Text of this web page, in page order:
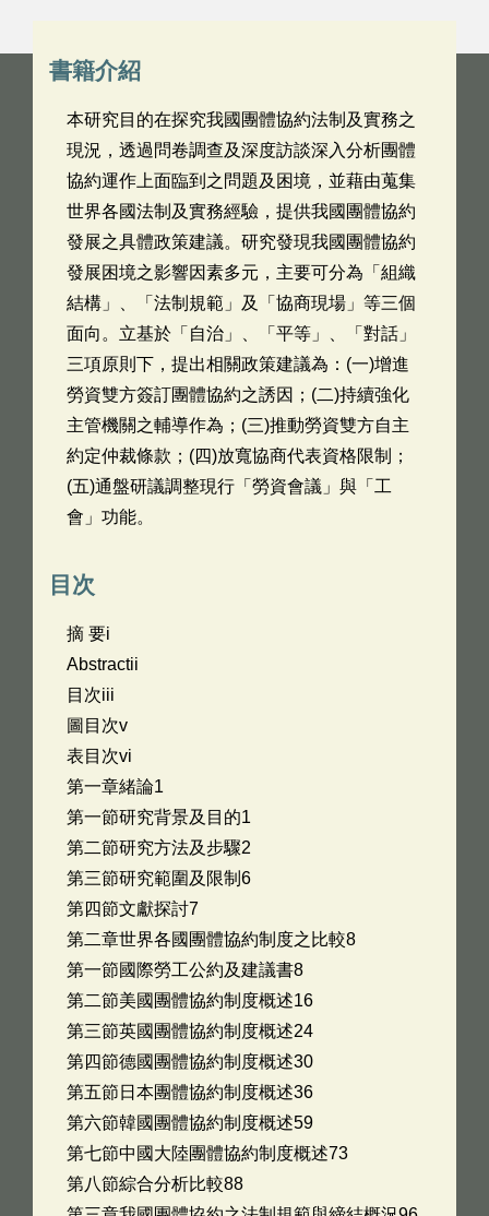
書籍介紹
本研究目的在探究我國團體協約法制及實務之
現況，透過問卷調查及深度訪談深入分析團體
協約運作上面臨到之問題及困境，並藉由蒐集
世界各國法制及實務經驗，提供我國團體協約
發展之具體政策建議。研究發現我國團體協約
發展困境之影響因素多元，主要可分為「組織
結構」、「法制規範」及「協商現場」等三個
面向。立基於「自治」、「平等」、「對話」
三項原則下，提出相關政策建議為：(一)增進
勞資雙方簽訂團體協約之誘因；(二)持續強化
主管機關之輔導作為；(三)推動勞資雙方自主
約定仲裁條款；(四)放寬協商代表資格限制；
(五)通盤研議調整現行「勞資會議」與「工
會」功能。
目次
摘 要i
Abstractii
目次iii
圖目次v
表目次vi
第一章緒論1
第一節研究背景及目的1
第二節研究方法及步驟2
第三節研究範圍及限制6
第四節文獻探討7
第二章世界各國團體協約制度之比較8
第一節國際勞工公約及建議書8
第二節美國團體協約制度概述16
第三節英國團體協約制度概述24
第四節德國團體協約制度概述30
第五節日本團體協約制度概述36
第六節韓國團體協約制度概述59
第七節中國大陸團體協約制度概述73
第八節綜合分析比較88